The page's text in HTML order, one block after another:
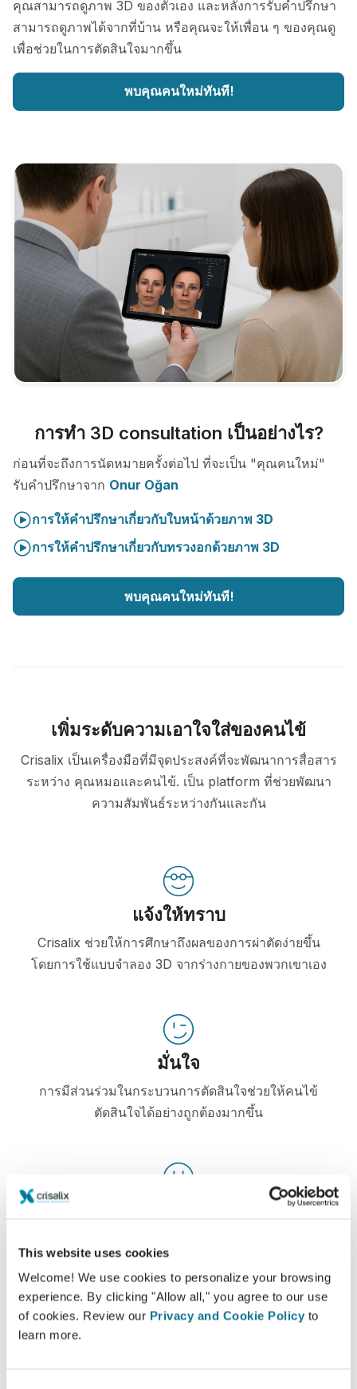
This website uses cookies
Welcome! We use cookies to personalize your browsing
experience. By clicking "Allow all," you agree to our use
of cookies. Review our Privacy and Cookie Policy to
learn more.
คุณสามารถดูภาพ 3D ของตัวเอง และหลังการรับคำปรึกษา
สามารถดูภาพได้จากที่บ้าน หรือคุณจะให้เพื่อน ๆ ของคุณดู
เพื่อช่วยในการตัดสินใจมากขึ้น
พบคุณคนใหม่ทันที!
การทำ 3D consultation เป็นอย่างไร?
ก่อนที่จะถึงการนัดหมายครั้งต่อไป ที่จะเป็น "คุณคนใหม่"
รับคำปรึกษาจาก Onur Oğan
การให้คำปรึกษาเกี่ยวกับใบหน้าด้วยภาพ 3D
การให้คำปรึกษาเกี่ยวกับทรวงอกด้วยภาพ 3D
พบคุณคนใหม่ทันที!
เพิ่มระดับความเอาใจใส่ของคนไข้
Crisalix เป็นเครื่องมือที่มีจุดประสงค์ที่จะพัฒนาการสื่อสาร
ระหว่าง คุณหมอและคนไข้. เป็น platform ที่ช่วยพัฒนา
ความสัมพันธ์ระหว่างกันและกัน
แจ้งให้ทราบ
Crisalix ช่วยให้การศึกษาถึงผลของการผ่าตัดง่ายขึ้น
โดยการใช้แบบจำลอง 3D จากร่างกายของพวกเขาเอง
มั่นใจ
การมีส่วนร่วมในกระบวนการตัดสินใจช่วยให้คนไข้
ตัดสินใจได้อย่างถูกต้องมากขึ้น
ได้ดูแบบจำลอง Crisalix 3D ก่อนล่วงหน้า*
*Online survey จากคนไข้ที่ได้ทำการเสริมหน้าอกจริง ระหว่าง
พฤษภาคม 2010 ถึง กันยายน 2011 ในประเทศสวิสแลนด์